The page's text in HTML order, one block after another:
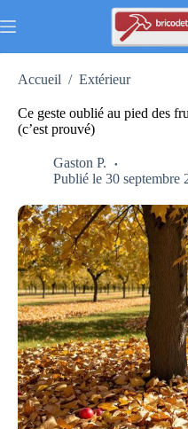
au
Accueil / Extérieur
Ce geste oublié au pied des
(c’est prouvé)
Gaston P.
Publié le 30 septembre